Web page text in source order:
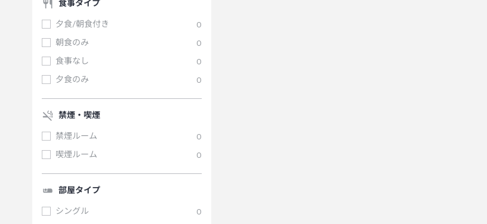
食事タイプ
夕食/朝食付き
0
朝食のみ
0
食事なし
0
夕食のみ
0
禁煙・喫煙
禁煙ルーム
0
喫煙ルーム
0
部屋タイプ
シングル
0